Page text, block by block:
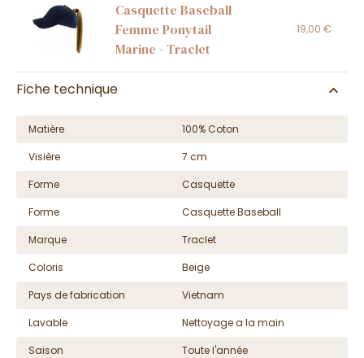
Casquette Baseball
Femme Ponytail
Marine - Traclet
19,00 €
Fiche technique
Matière
100% Coton
Visière
7 cm
Forme
Casquette
Forme
Casquette Baseball
Marque
Traclet
Coloris
Beige
Pays de fabrication
Vietnam
Lavable
Nettoyage a la main
Saison
Toute l'année